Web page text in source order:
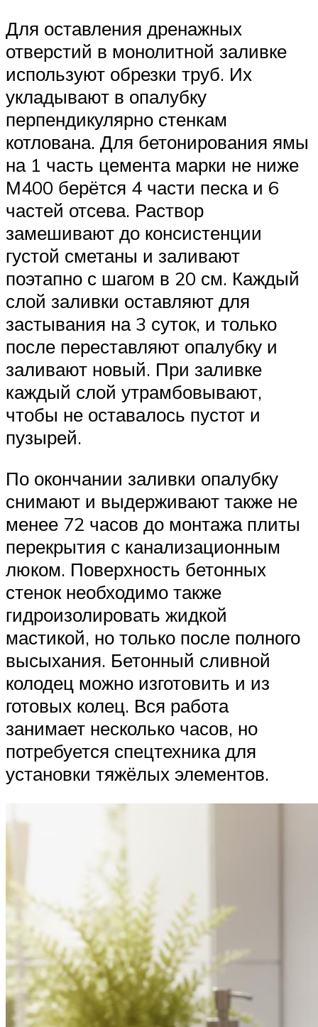
Для оставления дренажных
отверстий в монолитной заливке
используют обрезки труб. Их
укладывают в опалубку
перпендикулярно стенкам
котлована. Для бетонирования ямы
на 1 часть цемента марки не ниже
М400 берётся 4 части песка и 6
частей отсева. Раствор
замешивают до консистенции
густой сметаны и заливают
поэтапно с шагом в 20 см. Каждый
слой заливки оставляют для
застывания на 3 суток, и только
после переставляют опалубку и
заливают новый. При заливке
каждый слой утрамбовывают,
чтобы не оставалось пустот и
пузырей.
По окончании заливки опалубку
снимают и выдерживают также не
менее 72 часов до монтажа плиты
перекрытия с канализационным
люком. Поверхность бетонных
стенок необходимо также
гидроизолировать жидкой
мастикой, но только после полного
высыхания. Бетонный сливной
колодец можно изготовить и из
готовых колец. Вся работа
занимает несколько часов, но
потребуется спецтехника для
установки тяжёлых элементов.